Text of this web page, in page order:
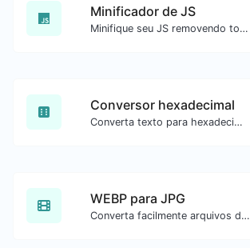
Minificador de JS
Minifique seu JS removendo todos os caracteres desnecessários.
Conversor hexadecimal
Converta texto para hexadecimal e o contrário para qualquer entrada de string.
WEBP para JPG
Converta facilmente arquivos de imagem WEBP para JPG.